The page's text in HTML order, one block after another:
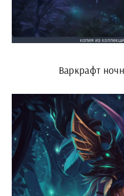
Варкрафт